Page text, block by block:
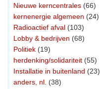
Nieuwe kerncentrales (66)
kernenergie algemeen (24)
Radioactief afval (103)
Lobby & bedrijven (68)
Politiek (19)
herdenking/solidariteit (55)
Installatie in buitenland (23)
anders, nl. (38)